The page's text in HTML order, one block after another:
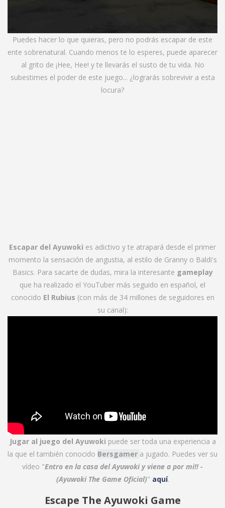
Puedes hacer lo que quieras, pero no podrás escapar de este
ente sobrenatural. Cuando menos te lo esperes, puede aparecer
al grito de ¡Hee, Hee! y te llevarás el susto de tu vida. No
subestimes el poder de este juego... ¿lograrás sobrevivir a esta
locura?
Escapar del Ayuwoki es adictivo y te atrapará desde el primer
momento la sensación de angustia, al estilo de Granny o Baldi's
Basics. Para sacarte de dudas, mira la interesante gameplay
que ha realizado el YouTuber más seguido en español, el
conocido El Rubius (con más de 34 millones de seguidores en
su canal):
Jugar al juego del Ayuwoki puede ser toda una experiencia a
la que el también conocido Bersgamer a jugado. Puedes ver su
vídeo "Entro en la casa del Ayuwoki y viene a por mi!! -
(Ayuwoki The Game Oficial)" aquí.
Escape The Ayuwoki Game